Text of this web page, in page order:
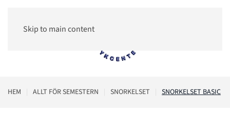
Skip to main content
HEM ALLT FÖR SEMESTERN SNORKELSET SNORKELSET BASIC